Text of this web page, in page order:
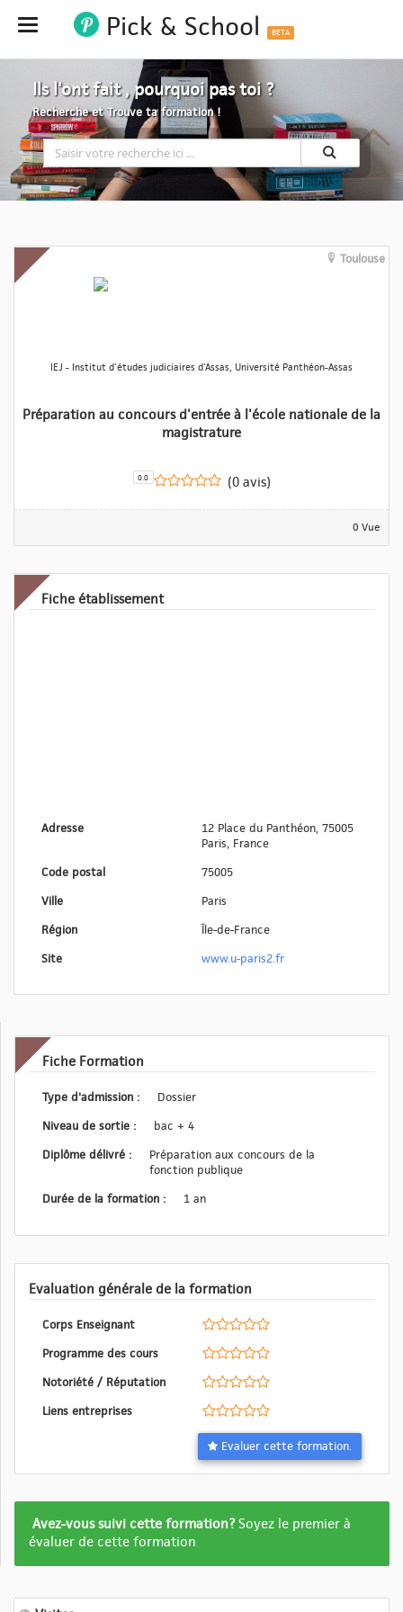
Hide Pick & School BETA
Ils l'ont fait , pourquoi pas toi ?
Recherche et Trouve ta formation !
Toulouse
IEJ - Institut d'études judiciaires d'Assas, Université Panthéon-Assas
Préparation au concours d'entrée à l'école nationale de la
magistrature
0.0 (0 avis)
0 Vue
Fiche établissement
Adresse
12 Place du Panthéon, 75005
Paris, France
Code postal
75005
Ville
Paris
Région
Île-de-France
Site
www.u-paris2.fr
Fiche Formation
Type d'admission :
Dossier
Niveau de sortie :
bac + 4
Diplôme délivré :
Préparation aux concours de la
fonction publique
Durée de la formation :
1 an
Evaluation générale de la formation
Corps Enseignant
Programme des cours
Notoriété / Réputation
Liens entreprises
Evaluer cette formation.
Formation
pas
Avez-vous suivi cette formation?Soyez le premier à
évaluer de cette formation